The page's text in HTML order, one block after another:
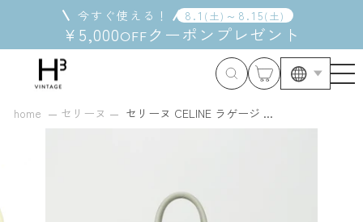
今すぐ使える！ 8 . 1 ( 土) ～ 8 . 15( 土)
¥5,000OFFクーポン プレゼント
home セリーヌ セリーヌ CELINE ラゲージ ...